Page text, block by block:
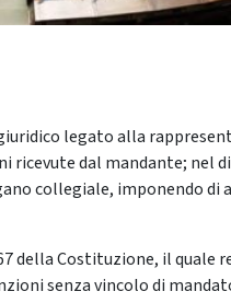
legato alla
ricevute dal mandante; nel
collegiale, imponendo
della Costituzione, il quale
senza vincolo di